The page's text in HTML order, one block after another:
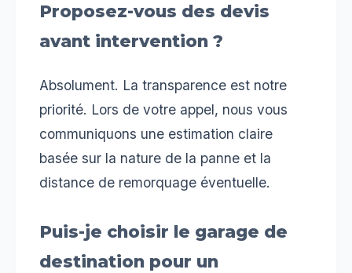
Proposez-vous des devis
avant intervention ?
Absolument. La transparence est notre
priorité. Lors de votre appel, nous vous
communiquons une estimation claire
basée sur la nature de la panne et la
distance de remorquage éventuelle.
Puis-je choisir le garage de
destination pour un